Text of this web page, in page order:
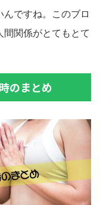
ですね。このブロ
関係がとてもとて
のまとめ